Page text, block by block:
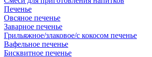
Печенье
Овсяное печенье
Заварное печенье
Грильяжное/злаковое/с кокосом печенье
Вафельное печенье
Бисквитное печенье